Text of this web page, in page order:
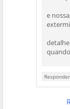
e
Responder